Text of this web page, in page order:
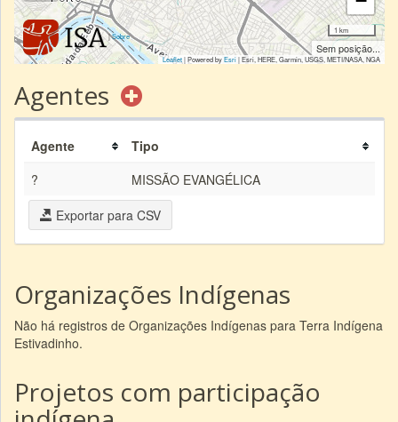
|Sobre
1 km
Sem posição...
Leaflet| Powered byEsri|Esri, HERE, Garmin, USGS, METI/NASA, NGA
Agentes
Agente
Tipo
?
MISSÃO EVANGÉLICA
Exportar para CSV
Organizações Indígenas
Não há registros de Organizações Indígenas para Terra Indígena
Estivadinho.
Projetos com participação